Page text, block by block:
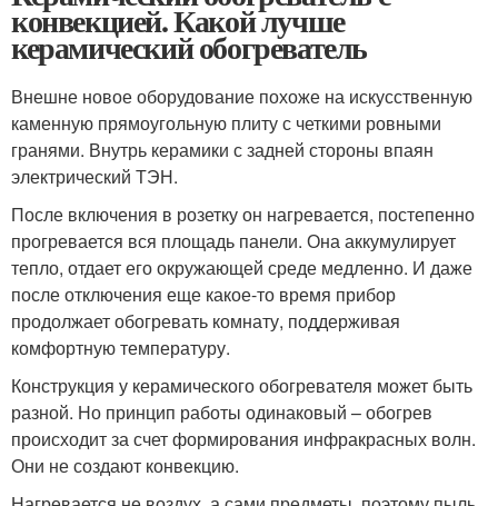
конвекцией. Какой лучше
керамический обогреватель
Внешне новое оборудование похоже на искусственную
каменную прямоугольную плиту с четкими ровными
гранями. Внутрь керамики с задней стороны впаян
электрический ТЭН.
После включения в розетку он нагревается, постепенно
прогревается вся площадь панели. Она аккумулирует
тепло, отдает его окружающей среде медленно. И даже
после отключения еще какое-то время прибор
продолжает обогревать комнату, поддерживая
комфортную температуру.
Конструкция у керамического обогревателя может быть
разной. Но принцип работы одинаковый – обогрев
происходит за счет формирования инфракрасных волн.
Они не создают конвекцию.